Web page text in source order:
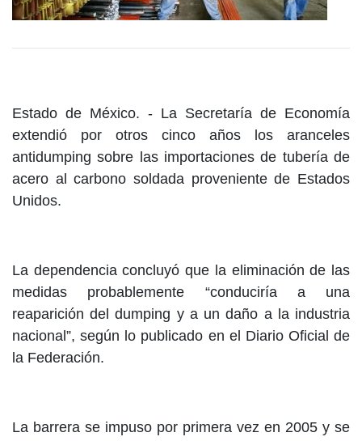
Estado de México. - La Secretaría de Economía
extendió por otros cinco años los aranceles
antidumping sobre las importaciones de tubería de
acero al carbono soldada proveniente de Estados
Unidos.
La dependencia concluyó que la eliminación de las
medidas probablemente “conduciría a una
reaparición del dumping y a un daño a la industria
nacional”, según lo publicado en el Diario Oficial de
la Federación.
La barrera se impuso por primera vez en 2005 y se